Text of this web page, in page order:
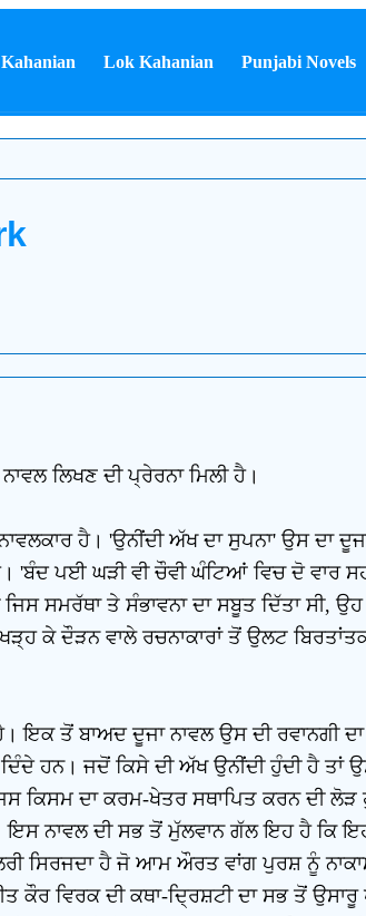
Lok Kahanian Punjabi Novels
ਲਿਖਣ ਦੀ ਪ੍ਰੇਰਨਾ ਮਿਲੀ ਹੈ।
ਹੈ। 'ਉਨੀਂਦੀ ਅੱਖ ਦਾ ਸੁਪਨਾ' ਉਸ ਦਾ
ਪਈ ਘੜੀ ਵੀ ਚੌਵੀ ਘੰਟਿਆਂ ਵਿਚ ਦੋ ਵਾਰ
ਸਮਰੱਥਾ ਤੇ ਸੰਭਾਵਨਾ ਦਾ ਸਬੂਤ ਦਿੱਤਾ ਸੀ, ਉਹ
ਕੇ ਦੌੜਨ ਵਾਲੇ ਰਚਨਾਕਾਰਾਂ ਤੋਂ ਉਲਟ
ਇਕ ਤੋਂ ਬਾਅਦ ਦੂਜਾ ਨਾਵਲ ਉਸ ਦੀ ਰਵਾਨਗੀ
ਹਨ। ਜਦੋਂ ਕਿਸੇ ਦੀ ਅੱਖ ਉਨੀਂਦੀ ਹੁੰਦੀ ਹੈ ਤਾਂ
ਦਾ ਕਰਮ-ਖੇਤਰ ਸਥਾਪਿਤ ਕਰਨ ਦੀ
ਨਾਵਲ ਦੀ ਸਭ ਤੋਂ ਮੁੱਲਵਾਨ ਗੱਲ ਇਹ ਹੈ ਕਿ
ਹੈ ਜੋ ਆਮ ਔਰਤ ਵਾਂਗ ਪੁਰਸ਼ ਨੂੰ ਨਾਕਾਮੀ
ਕੌਰ ਵਿਰਕ ਦੀ ਕਥਾ-ਦ੍ਰਿਸ਼ਟੀ ਦਾ ਸਭ ਤੋਂ